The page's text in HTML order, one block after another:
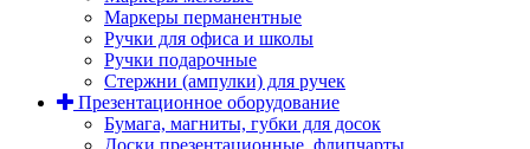
Маркеры перманентные
Ручки для офиса и школы
Ручки подарочные
Стержни (ампулки) для ручек
Презентационное оборудование
Бумага, магниты, губки для досок
Доски презентационные, флипчарты